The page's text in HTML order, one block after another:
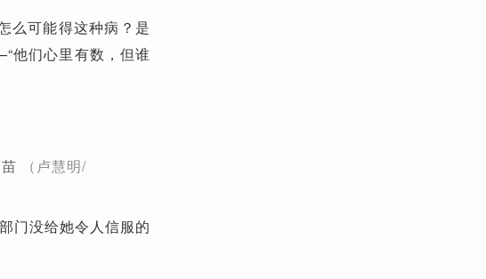
么可能得这种病？是
他们心里有数，但谁
（卢慧明/
门没给她令人信服的